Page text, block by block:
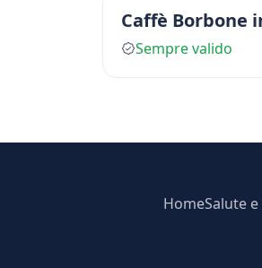
Caffè Borbone
Sempre valido
HomeSalute e